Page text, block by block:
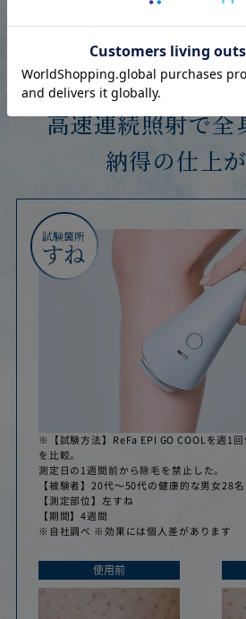
高速連続照射で全
納得の仕上
試験箇所
すね
※【試験方法】ReFa EPI GO COOLを週1
を比較。
測定日の1週間前から除毛を禁止した。
【被験者】20代〜50代の健康的な男女28名
【測定部位】左すね
【期間】4週間
※自社調べ ※効果には個人差があります
使用前
（株）ジャックス
審査承認が確認でき次第、ご
す。
より詳しいご説明
※別ウインドウが開き
支払月額（初月）：6,500円
支払月額（次月以降）：
支払期間：5年
実質年率：0%（当社負担）
分割手数料：0%（当社負担）
引き渡し日：株式会社ジャッ
※ご本人様のみのお申込みと
※お届け先がご注文者の氏名
場合お申し込みできません。
※ご注文後、株式会社ジャッ
ット確認のお電話が、ご本
場合がございます。
※株式会社ジャックスの審査
に添いかねる場合もありま
※18歳未満のお客様はご利用
※18歳以上20歳未満のお客様
が必要となる場合がござい
※分割回数を60回にした場合